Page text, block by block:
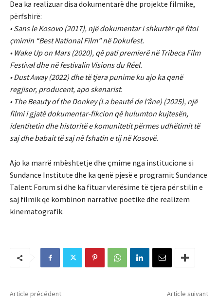
Dea ka realizuar disa dokumentarë dhe projekte filmike,
përfshirë:
• Sans le Kosovo (2017), një dokumentar i shkurtër që fitoi
çmimin “Best National Film” në Dokufest.
• Wake Up on Mars (2020), që pati premierë në Tribeca Film
Festival dhe në festivalin Visions du Réel.
• Dust Away (2022) dhe të tjera punime ku ajo ka qenë
regjisor, producent, apo skenarist.
• The Beauty of the Donkey (La beauté de l’âne) (2025), një
filmi i gjatë dokumentar-fikcion që hulumton kujtesën,
identitetin dhe historitë e komunitetit përmes udhëtimit të
saj dhe babait të saj në fshatin e tij në Kosovë.
Ajo ka marrë mbështetje dhe çmime nga institucione si
Sundance Institute dhe ka qenë pjesë e programit Sundance
Talent Forum si dhe ka fituar vlerësime të tjera për stilin e
saj filmik që kombinon narrativë poetike dhe realizëm
kinematografik.
Article précédent Article suivant